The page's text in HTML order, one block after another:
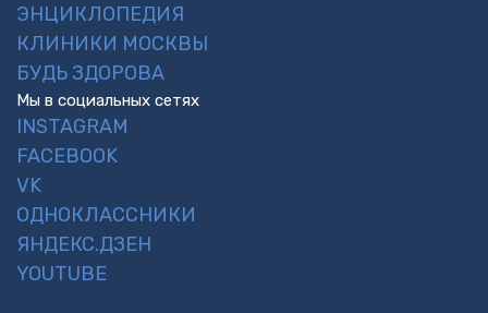
ЭНЦИКЛОПЕДИЯ
КЛИНИКИ МОСКВЫ
БУДЬ ЗДОРОВА
Мы в социальных сетях
INSTAGRAM
FACEBOOK
VK
ОДНОКЛАССНИКИ
ЯНДЕКС.ДЗЕН
YOUTUBE